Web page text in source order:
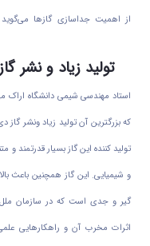
از اهمیت جداسازی گاز‌ها
تولید زیاد و نشر
استاد مهندسی شیمی دانشگاه اراک
که بزرگترین آن تولید زیاد ونشر
تولید کننده این گاز بسیار قدرتمند
و شیمیایی. این گاز همچنین باعث
گیر و جدی است که در سازمان ملل